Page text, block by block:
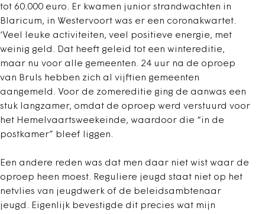
tot 60.000 euro. Er kwamen junior strandwachten in
Blaricum, in Westervoort was er een coronakwartet.
‘Veel leuke activiteiten, veel positieve energie, met
weinig geld. Dat heeft geleid tot een wintereditie,
maar nu voor alle gemeenten. 24 uur na de oproep
van Bruls hebben zich al vijftien gemeenten
aangemeld. Voor de zomereditie ging de aanwas een
stuk langzamer, omdat de oproep werd verstuurd voor
het Hemelvaartsweekeinde, waardoor die “in de
postkamer” bleef liggen.
Een andere reden was dat men daar niet wist waar de
oproep heen moest. Reguliere jeugd staat niet op het
netvlies van jeugdwerk of de beleidsambtenaar
jeugd. Eigenlijk bevestigde dit precies wat mijn